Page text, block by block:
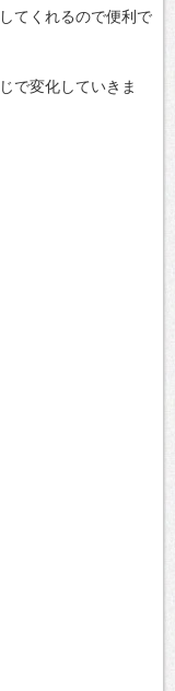
てくれるので便利で
で変化していきま